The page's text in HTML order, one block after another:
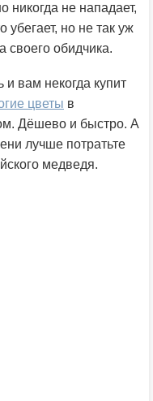
никогда не нападает,
убегает, но не так уж
своего обидчика.
и вам некогда купит
цветы в
Дёшево и быстро. А
лучше потратьте
медведя.